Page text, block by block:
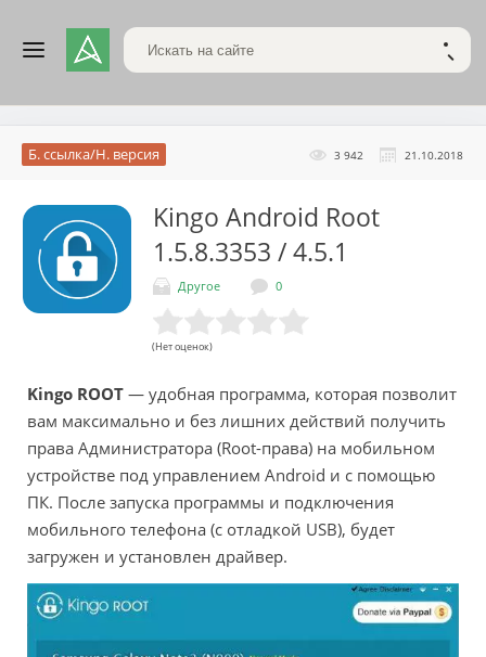
Поиск по сайту
3 942 21.10.2018
Б. ссылка/Н. версия
Kingo Android Root
1.5.8.3353 / 4.5.1
Другое 0
(Нет оценок)
Kingo ROOT — удобная программа, которая позволит
вам максимально и без лишних действий получить
права Администратора (Root-права) на мобильном
устройстве под управлением Android и с помощью
ПК. После запуска программы и подключения
мобильного телефона (с отладкой USB), будет
загружен и установлен драйвер.